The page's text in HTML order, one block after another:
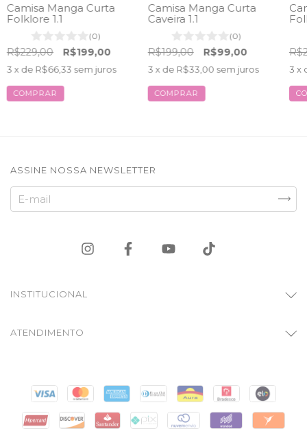
Camisa Manga Curta
Folklore 1.1
(0)
R$229,00 R$199,00
3 x de R$66,33 sem juros
COMPRAR
Camisa Manga Curta
Caveira 1.1
(0)
R$199,00 R$99,00
3 x de R$33,00 sem juros
COMPRAR
3 x
ASSINE NOSSA NEWSLETTER
INSTITUCIONAL
ATENDIMENTO